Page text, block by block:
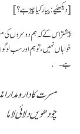
[دیکھئیے: پیار کیا چیز ہے؟]
پیشتر اس کے کہ ہم دوسروں کی
خواہاں نہیں، تو ہم اور سب
ہے۔
مسرت کا
چودھویں دلائی لاما